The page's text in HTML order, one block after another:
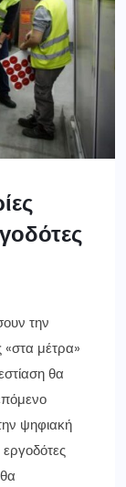
την
«στα μέτρα»
θα
ψηφιακή